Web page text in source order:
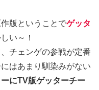
版ということでゲッタ
い～！
チェンゲの参戦が定番
はあまり馴染みがない
にTV版ゲッターチー